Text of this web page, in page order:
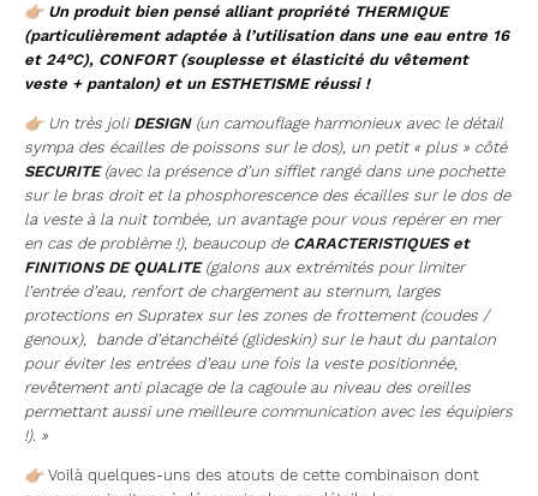
👉🏼 Un produit bien pensé alliant propriété THERMIQUE
(particulièrement adaptée à l’utilisation dans une eau entre 16
et 24°C), CONFORT (souplesse et élasticité du vêtement
veste + pantalon) et un ESTHETISME réussi !
👉🏼 Un très joli DESIGN(un camouflage harmonieux avec le détail
sympa des écailles de poissons sur le dos), un petit « plus » côté
SECURITE(avec la présence d’un sifflet rangé dans une pochette
sur le bras droit et la phosphorescence des écailles sur le dos de
la veste à la nuit tombée, un avantage pour vous repérer en mer
en cas de problème !), beaucoup de CARACTERISTIQUES et
FINITIONS DE QUALITE (galons aux extrémités pour limiter
l’entrée d’eau, renfort de chargement au sternum, larges
protections en Supratex sur les zones de frottement (coudes /
genoux), bande d’étanchéité (glideskin) sur le haut du pantalon
pour éviter les entrées d’eau une fois la veste positionnée,
revêtement anti placage de la cagoule au niveau des oreilles
permettant aussi une meilleure communication avec les équipiers
!). »
👉🏼 Voilà quelques-uns des atouts de cette combinaison dont